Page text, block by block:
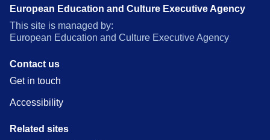
European Education and Culture Executive Agency
This site is managed by:
European Education and Culture Executive Agency
Contact us
Get in touch
Accessibility
Related sites